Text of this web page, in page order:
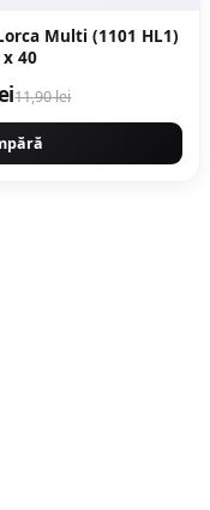
Multi (1101 HL1)
x 40
11,90 lei